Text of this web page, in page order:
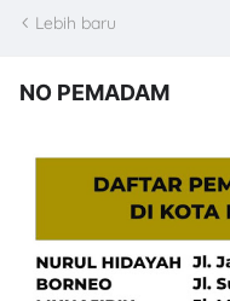
Lebih baru
NO PEMADAM